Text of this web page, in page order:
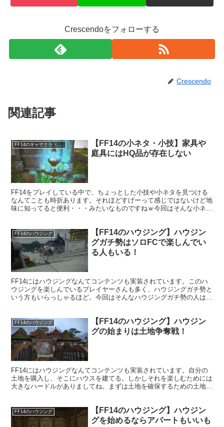
Crescendoをフォローする
Crescendo
関連記事
FF14のギャザクラ（職人）
【FF14の小ネタ・小技】家具や
庭具にはHQ品が存在しない
FF14をプレイしている中で、ちょっとした小技や小ネタを見つける
なんてことも時折あります。それほどすげーって感じではないけど地
味に知ってると便利・・・みたいなものですねｗ今回はそんな小ネタ
FF14のハウジング
【FF14のハウジング】ハウジン
グガチ勢はソロFCで楽しんでい
る人もいる！
FF14にはハウジングなんてコンテンツも実装されています。このハ
ウジングを楽しんでいるプレイヤーさんも多く、ハウジングガチ勢と
いう方もいらっしゃるほど。今回はそんなハウジングガチ勢の人は、
FF14のハウジング
【FF14のハウジング】ハウジン
グの始まりは土地争奪戦！
FF14にはハウジングなんてコンテンツも実装されています。自分の
土地を購入し、そこにハウスを建てる。しかしそれを楽しむためには
大きなハードルがありましてね。まずは土地を確保するための土地争
FF14のハウジング
【FF14のハウジング】ハウジン
グを始めるならアパートもいいも